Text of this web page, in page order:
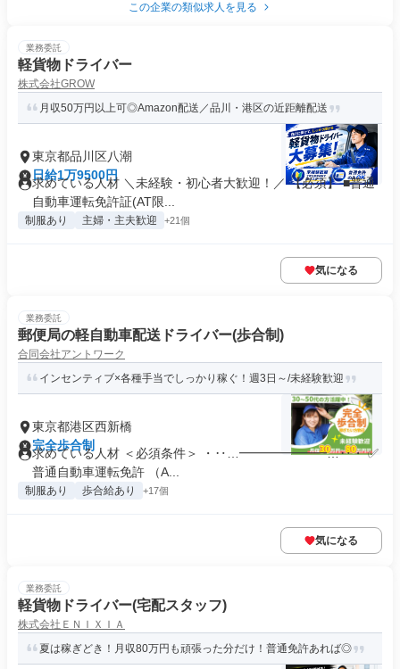
この企業の類似求人を見る
業務委託
軽貨物ドライバー
株式会社GROW
月収50万円以上可◎Amazon配送／品川・港区の近距離配送
東京都品川区八潮
日給1万9500円
求めている人材 ＼未経験・初心者大歓迎！／ 【必須】 ■普通
自動車運転免許証(AT限...
制服あり 主婦・主夫歓迎 +21個
気になる
業務委託
郵便局の軽自動車配送ドライバー(歩合制)
合同会社アントワーク
インセンティブ×各種手当でしっかり稼ぐ！週3日～/未経験歓迎
東京都港区西新橋
完全歩合制
求めている人材 ＜必須条件＞ ・‥…━━━━━━━…‥・ ✅
普通自動車運転免許 （A...
制服あり 歩合給あり +17個
気になる
業務委託
軽貨物ドライバー(宅配スタッフ)
株式会社ＥＮＩＸＩＡ
夏は稼ぎどき！月収80万円も頑張った分だけ！普通免許あれば◎